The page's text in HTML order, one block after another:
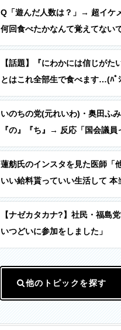
Q「遊んだ人数は？」→ 超イケ
何回食べたかなんて覚えてない
【話題】『にわかには信じがた
とはこれ全部生で食べます…(ﾊﾟｼ
いのちの党(元れいわ)・奥田ふ
『の』『ち』→ 反応「国会議員
蓮舫氏のインスタを見た医師「
いい給料貰っていい生活して 本
早く辞めてくれないかな。」
【ナゼカタカナ?】社民・福島
いつどいに参加をしました」
他のトピックを探す